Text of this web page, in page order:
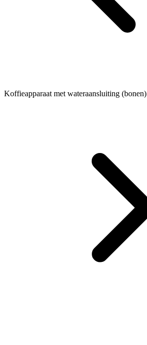
Koffieapparaat met wateraansluiting (bonen)